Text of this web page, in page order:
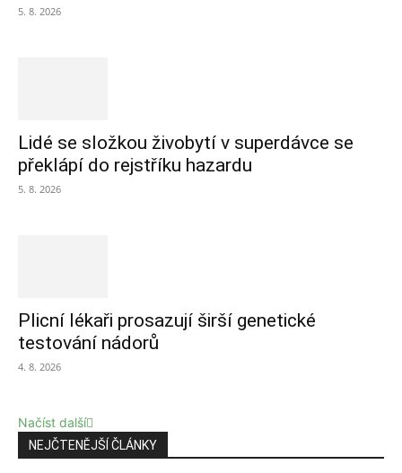
5. 8. 2026
Lidé se složkou živobytí v superdávce se
překlápí do rejstříku hazardu
5. 8. 2026
Plicní lékaři prosazují širší genetické
testování nádorů
4. 8. 2026
Načíst další
NEJČTENĚJŠÍ ČLÁNKY